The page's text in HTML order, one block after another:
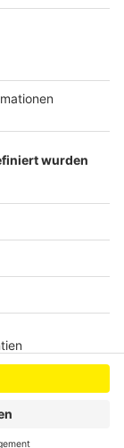
hält es für
Euro – der
nicht